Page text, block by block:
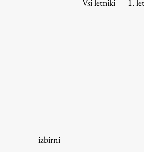
Vsi letniki 1.
izbirni